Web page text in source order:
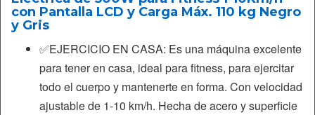
con Pantalla LCD y Carga Máx. 110 kg Negro
y Gris
✅EJERCICIO EN CASA: Es una máquina excelente
para tener en casa, ideal para fitness, para ejercitar
todo el cuerpo y mantenerte en forma. Con velocidad
ajustable de 1-10 km/h. Hecha de acero y superficie